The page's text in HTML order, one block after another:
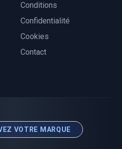
Conditions
Confidentialité
Cookies
Contact
VOTRE MARQUE